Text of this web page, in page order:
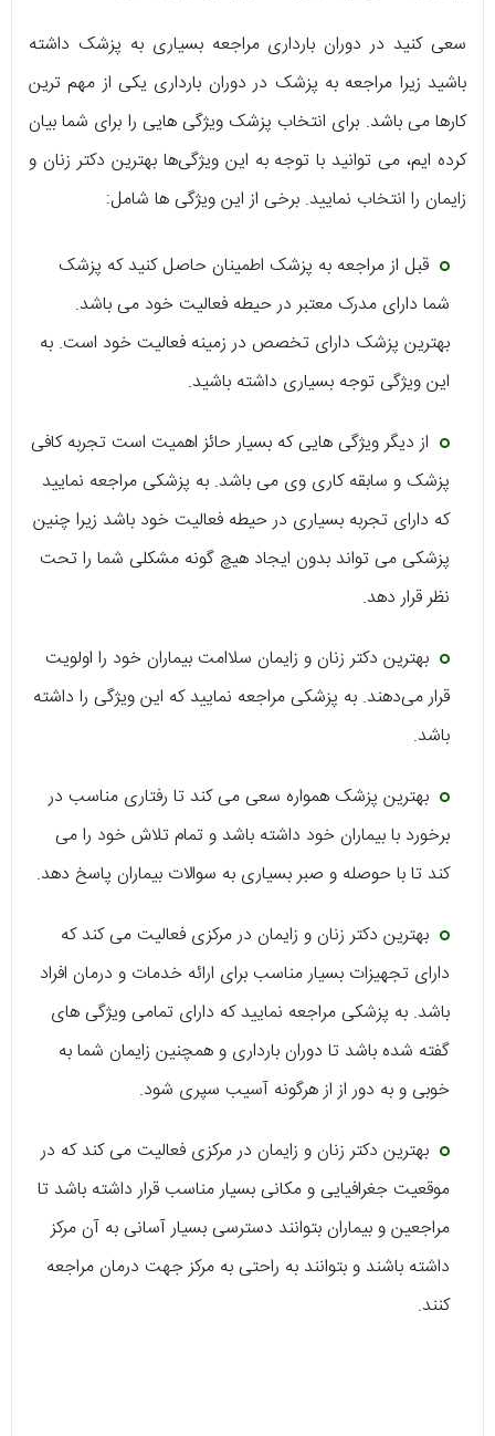
سعی کنید در دوران بارداری مراجعه بسیاری به پزشک داشته
باشید زیرا مراجعه به پزشک در دوران بارداری یکی از مهم ترین
کارها می باشد. برای انتخاب پزشک ویژگی هایی را برای شما بیان
کرده ایم، می توانید با توجه به این ویژگی‌ها بهترین دکتر زنان و
زایمان را انتخاب نمایید. برخی از این ویژگی ها شامل:
قبل از مراجعه به پزشک اطمینان حاصل کنید که پزشک
شما دارای مدرک معتبر در حیطه فعالیت خود می باشد.
بهترین پزشک دارای تخصص در زمینه فعالیت خود است. به
این ویژگی توجه بسیاری داشته باشید.
از دیگر ویژگی هایی که بسیار حائز اهمیت است تجربه کافی
پزشک و سابقه کاری وی می باشد. به پزشکی مراجعه نمایید
که دارای تجربه بسیاری در حیطه فعالیت خود باشد زیرا چنین
پزشکی می تواند بدون ایجاد هیچ گونه مشکلی شما را تحت
نظر قرار دهد.
بهترین دکتر زنان و زایمان سلاامت بیماران خود را اولویت
قرار می‌دهند. به پزشکی مراجعه نمایید که این ویژگی را داشته
باشد.
بهترین پزشک همواره سعی می کند تا رفتاری مناسب در
برخورد با بیماران خود داشته باشد و تمام تلاش خود را می
کند تا با حوصله و صبر بسیاری به سوالات بیماران پاسخ دهد.
بهترین دکتر زنان و زایمان در مرکزی فعالیت می کند که
دارای تجهیزات بسیار مناسب برای ارائه خدمات و درمان افراد
باشد. به پزشکی مراجعه نمایید که دارای تمامی ویژگی های
گفته شده باشد تا دوران بارداری و همچنین زایمان شما به
خوبی و به دور از از هرگونه آسیب سپری شود.
بهترین دکتر زنان و زایمان در مرکزی فعالیت می کند که در
موقعیت جغرافیایی و مکانی بسیار مناسب قرار داشته باشد تا
مراجعین و بیماران بتوانند دسترسی بسیار آسانی به آن مرکز
داشته باشند و بتوانند به راحتی به مرکز جهت درمان مراجعه
کنند.